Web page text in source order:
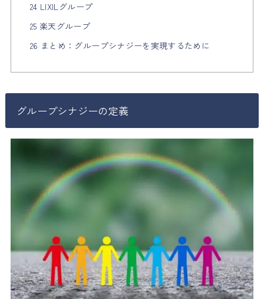
24 LIXILグループ
25 楽天グループ
26 まとめ：グループシナジーを実現するために
グループシナジーの定義